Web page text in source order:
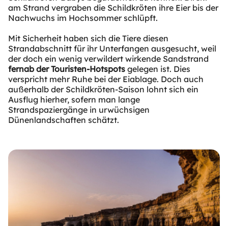
am Strand vergraben die Schildkröten ihre Eier bis der
Nachwuchs im Hochsommer schlüpft.
Mit Sicherheit haben sich die Tiere diesen
Strandabschnitt für ihr Unterfangen ausgesucht, weil
der doch ein wenig verwildert wirkende Sandstrand
fernab der Touristen-Hotspots gelegen ist. Dies
verspricht mehr Ruhe bei der Eiablage. Doch auch
außerhalb der Schildkröten-Saison lohnt sich ein
Ausflug hierher, sofern man lange
Strandspaziergänge in urwüchsigen
Dünenlandschaften schätzt.